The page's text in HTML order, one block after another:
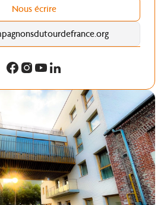
Nous écrire